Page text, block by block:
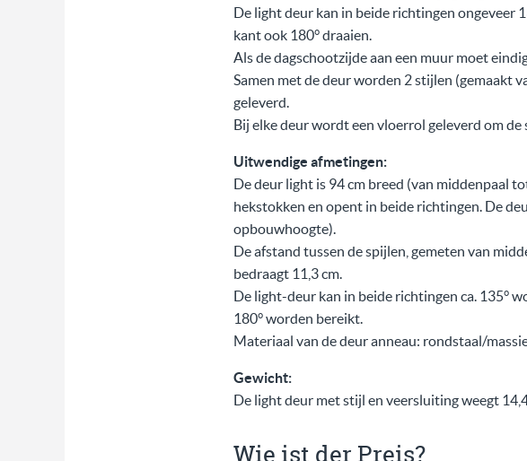
De light deur kan in beide richtingen ongeveer
kant ook 180° draaien.
Als de dagschootzijde aan een muur moet
Samen met de deur worden 2 stijlen (gemaakt
geleverd.
Bij elke deur wordt een vloerrol geleverd om
Uitwendige afmetingen:
De deur light is 94 cm breed (van middenpaal
hekstokken en opent in beide richtingen. De
opbouwhoogte).
De afstand tussen de spijlen, gemeten van
bedraagt 11,3 cm.
De light-deur kan in beide richtingen ca. 135°
180° worden bereikt.
Materiaal van de deur anneau: rondstaal/
Gewicht:
De light deur met stijl en veersluiting weegt
Wie ist der Preis?